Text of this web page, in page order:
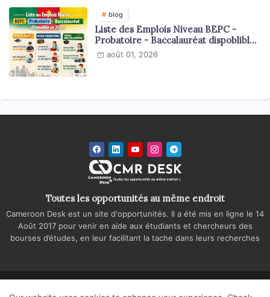
blog
Liste des Emplois Niveau BEPC -
Probatoire - Baccalauréat dispoblible
en 2026
août 01, 2026
Toutes les opportunités au même endroit
Cameroon Desk est un site d'opportunités. Il a été mis en ligne le 14
Août 2017 pour venir en aide aux étudiants et chercheurs des
bourses d’études, en leur facilitant la tache dans leurs recherches